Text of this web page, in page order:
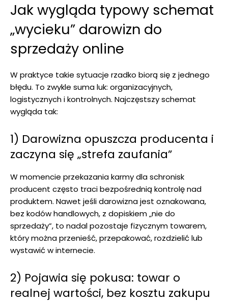
Jak wygląda typowy schemat
„wycieku” darowizn do
sprzedaży online
W praktyce takie sytuacje rzadko biorą się z jednego
błędu. To zwykle suma luk: organizacyjnych,
logistycznych i kontrolnych. Najczęstszy schemat
wygląda tak:
1) Darowizna opuszcza producenta i
zaczyna się „strefa zaufania”
W momencie przekazania karmy dla schronisk
producent często traci bezpośrednią kontrolę nad
produktem. Nawet jeśli darowizna jest oznakowana,
bez kodów handlowych, z dopiskiem „nie do
sprzedaży”, to nadal pozostaje fizycznym towarem,
który można przenieść, przepakować, rozdzielić lub
wystawić w internecie.
2) Pojawia się pokusa: towar o
realnej wartości, bez kosztu zakupu